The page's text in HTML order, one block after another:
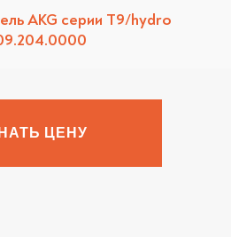
AKG серии T9/hydro
ЦЕНУ